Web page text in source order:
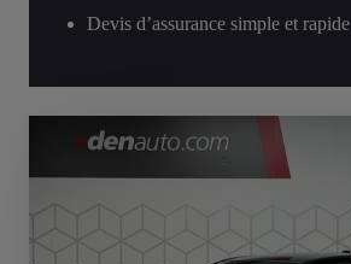
Devis d’assurance simple et rapide